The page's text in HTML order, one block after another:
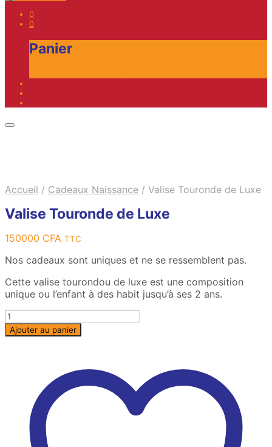
0
0
Panier
Accueil / Cadeaux Naissance / Valise Touronde de Luxe
Valise Touronde de Luxe
150000 CFA TTC
Nos cadeaux sont uniques et ne se ressemblent pas.
Cette valise tourondou de luxe est une composition
unique ou l’enfant à des habit jusqu’à ses 2 ans.
Quantité
Ajouter au panier